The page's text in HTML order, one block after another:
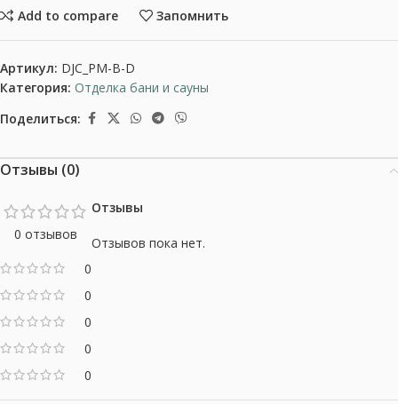
Add to compare Запомнить
Артикул: DJC_PM-B-D
Категория: Отделка бани и сауны
Поделиться:
Отзывы (0)
0 отзывов
0
0
0
0
0
Отзывы
Отзывов пока нет.